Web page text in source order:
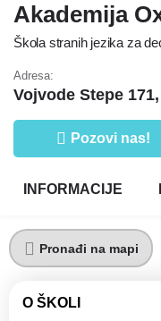
Akademija
Škola stranih jezika za
Adresa:
Vojvode Stepe
Pozovi nas!
INFORMACIJE
Pronađi na mapi
O ŠKOLI